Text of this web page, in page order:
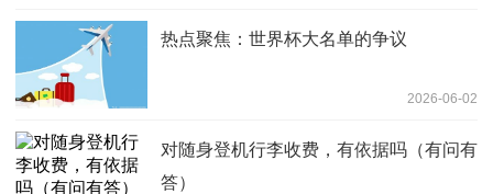
热点聚焦：世界杯大名单的争议
2026-06-02
对随身登机行李收费，有依据吗（有问有
答）